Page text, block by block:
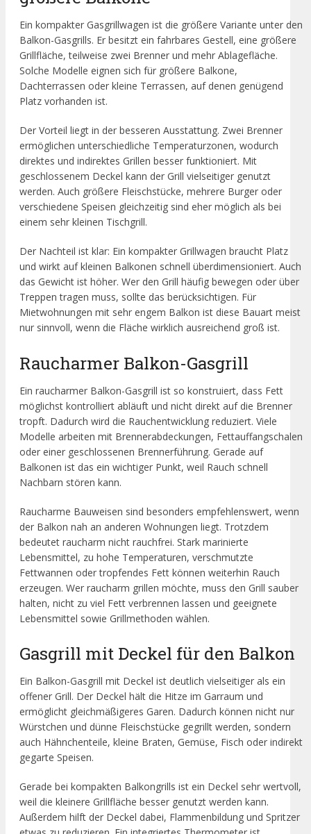
Ein kompakter Gasgrillwagen ist die größere Variante unter den
Balkon-Gasgrills. Er besitzt ein fahrbares Gestell, eine größere
Grillfläche, teilweise zwei Brenner und mehr Ablagefläche.
Solche Modelle eignen sich für größere Balkone,
Dachterrassen oder kleine Terrassen, auf denen genügend
Platz vorhanden ist.
Der Vorteil liegt in der besseren Ausstattung. Zwei Brenner
ermöglichen unterschiedliche Temperaturzonen, wodurch
direktes und indirektes Grillen besser funktioniert. Mit
geschlossenem Deckel kann der Grill vielseitiger genutzt
werden. Auch größere Fleischstücke, mehrere Burger oder
verschiedene Speisen gleichzeitig sind eher möglich als bei
einem sehr kleinen Tischgrill.
Der Nachteil ist klar: Ein kompakter Grillwagen braucht Platz
und wirkt auf kleinen Balkonen schnell überdimensioniert. Auch
das Gewicht ist höher. Wer den Grill häufig bewegen oder über
Treppen tragen muss, sollte das berücksichtigen. Für
Mietwohnungen mit sehr engem Balkon ist diese Bauart meist
nur sinnvoll, wenn die Fläche wirklich ausreichend groß ist.
Raucharmer Balkon-Gasgrill
Ein raucharmer Balkon-Gasgrill ist so konstruiert, dass Fett
möglichst kontrolliert abläuft und nicht direkt auf die Brenner
tropft. Dadurch wird die Rauchentwicklung reduziert. Viele
Modelle arbeiten mit Brennerabdeckungen, Fettauffangschalen
oder einer geschlossenen Brennerführung. Gerade auf
Balkonen ist das ein wichtiger Punkt, weil Rauch schnell
Nachbarn stören kann.
Raucharme Bauweisen sind besonders empfehlenswert, wenn
der Balkon nah an anderen Wohnungen liegt. Trotzdem
bedeutet raucharm nicht rauchfrei. Stark marinierte
Lebensmittel, zu hohe Temperaturen, verschmutzte
Fettwannen oder tropfendes Fett können weiterhin Rauch
erzeugen. Wer raucharm grillen möchte, muss den Grill sauber
halten, nicht zu viel Fett verbrennen lassen und geeignete
Lebensmittel sowie Grillmethoden wählen.
Gasgrill mit Deckel für den Balkon
Ein Balkon-Gasgrill mit Deckel ist deutlich vielseitiger als ein
offener Grill. Der Deckel hält die Hitze im Garraum und
ermöglicht gleichmäßigeres Garen. Dadurch können nicht nur
Würstchen und dünne Fleischstücke gegrillt werden, sondern
auch Hähnchenteile, kleine Braten, Gemüse, Fisch oder indirekt
gegarte Speisen.
Gerade bei kompakten Balkongrills ist ein Deckel sehr wertvoll,
weil die kleinere Grillfläche besser genutzt werden kann.
Außerdem hilft der Deckel dabei, Flammenbildung und Spritzer